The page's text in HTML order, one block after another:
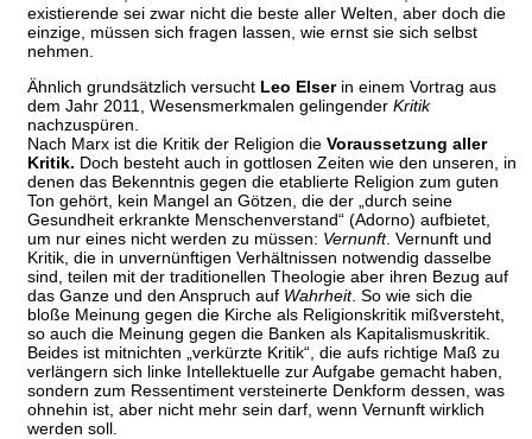
existierende sei zwar nicht die beste aller Welten, aber doch die
einzige, müssen sich fragen lassen, wie ernst sie sich selbst
nehmen.
Ähnlich grundsätzlich versucht Leo Elserin einem Vortrag aus
dem Jahr 2011, Wesensmerkmalen gelingender Kritik
nachzuspüren.
Nach Marx ist die Kritik der Religion die Voraussetzung aller
Kritik. Doch besteht auch in gottlosen Zeiten wie den unseren, in
denen das Bekenntnis gegen die etablierte Religion zum guten
Ton gehört, kein Mangel an Götzen, die der „durch seine
Gesundheit erkrankte Menschenverstand“ (Adorno) aufbietet,
um nur eines nicht werden zu müssen: Vernunft. Vernunft und
Kritik, die in unvernünftigen Verhältnissen notwendig dasselbe
sind, teilen mit der traditionellen Theologie aber ihren Bezug auf
das Ganze und den Anspruch auf Wahrheit. So wie sich die
bloße Meinung gegen die Kirche als Religionskritik mißversteht,
so auch die Meinung gegen die Banken als Kapitalismuskritik.
Beides ist mitnichten „verkürzte Kritik“, die aufs richtige Maß zu
verlängern sich linke Intellektuelle zur Aufgabe gemacht haben,
sondern zum Ressentiment versteinerte Denkform dessen, was
ohnehin ist, aber nicht mehr sein darf, wenn Vernunft wirklich
werden soll.